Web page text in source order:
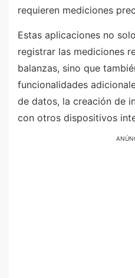
requieren mediciones
Estas aplicaciones no
registrar las mediciones
balanzas, sino que
funcionalidades
de datos, la creación de
con otros dispositivos